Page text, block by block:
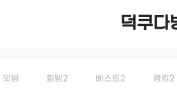
덕쿠다
잇템 힙템2 베스트2 랭킹2